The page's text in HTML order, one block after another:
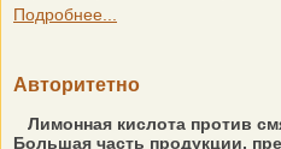
Подробнее...
Авторитетно
Лимонная кислота против
Большая часть продукции,